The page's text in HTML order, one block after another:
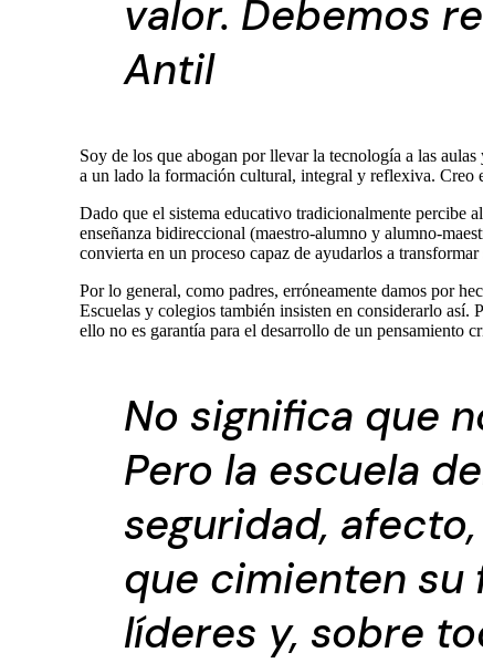
valor. Debemos
Antil
Soy de los que abogan por llevar la tecnología a las
a un lado la formación cultural, integral y reflexiva. Creo
Dado que el sistema educativo tradicionalmente percibe
enseñanza bidireccional (maestro-alumno y alumno-
convierta en un proceso capaz de ayudarlos a
Por lo general, como padres, erróneamente damos por
Escuelas y colegios también insisten en considerarlo así.
ello no es garantía para el desarrollo de un pensamiento
No significa que
Pero la escuela
seguridad,
que cimienten su
líderes y, sobre